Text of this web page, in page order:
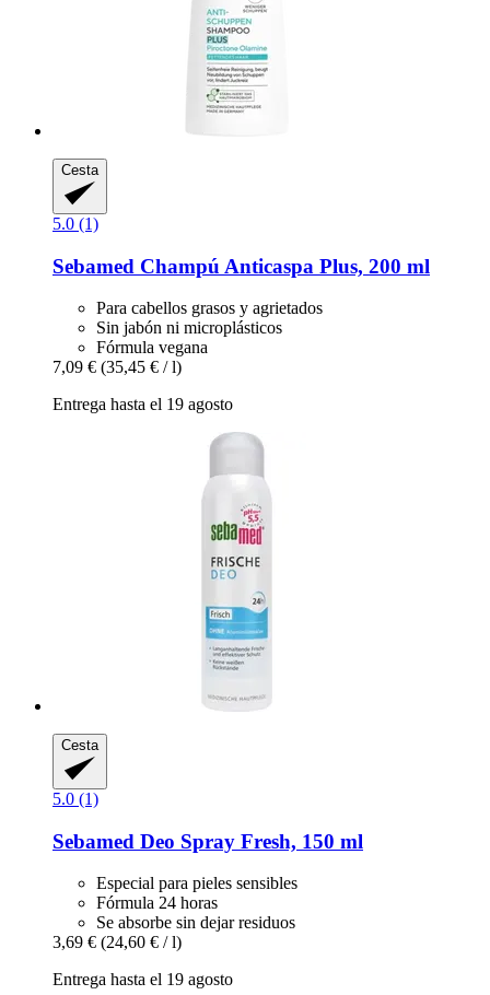
Cesta
5.0 (1)
Sebamed Champú Anticaspa Plus, 200 ml
Para cabellos grasos y agrietados
Sin jabón ni microplásticos
Fórmula vegana
7,09 € (35,45 € / l)
Entrega hasta el 19 agosto
Cesta
5.0 (1)
Sebamed Deo Spray Fresh, 150 ml
Especial para pieles sensibles
Fórmula 24 horas
Se absorbe sin dejar residuos
3,69 € (24,60 € / l)
Entrega hasta el 19 agosto